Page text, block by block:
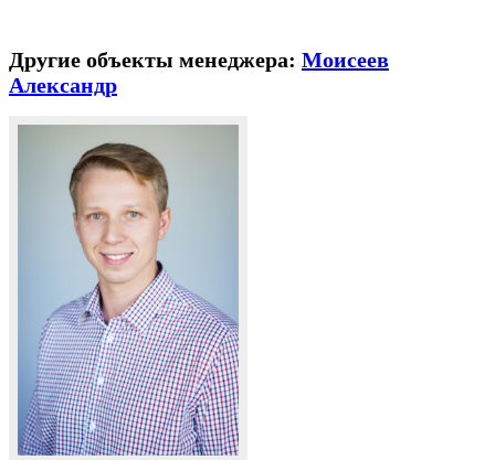
Другие объекты менеджера: Моисеев
Александр